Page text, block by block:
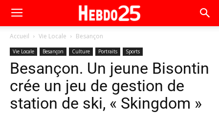
Accueil Vie Locale Besançon
Vie Locale Besançon Culture Portraits Sports
Besançon. Un jeune Bisontin
crée un jeu de gestion de
station de ski, « Skingdom »